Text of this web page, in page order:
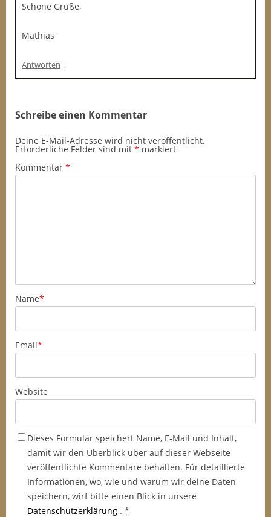
Schöne Grüße,
Mathias
Antworten ↓
Schreibe einen Kommentar
Deine E-Mail-Adresse wird nicht veröffentlicht.
Erforderliche Felder sind mit * markiert
Kommentar *
Name*
Email*
Website
Dieses Formular speichert Name, E-Mail und Inhalt,
damit wir den Überblick über auf dieser Webseite
veröffentlichte Kommentare behalten. Für detaillierte
Informationen, wo, wie und warum wir deine Daten
speichern, wirf bitte einen Blick in unsere
Datenschutzerklärung . *